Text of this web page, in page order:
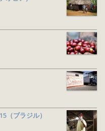
（ブラジル）